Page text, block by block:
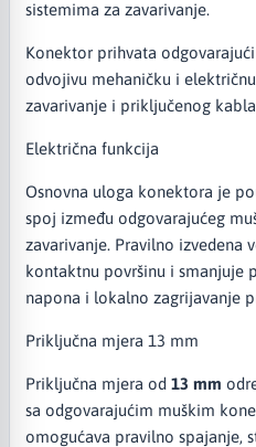
sistemima za zavarivanje.
Konektor prihvata
odvojivu mehaničku i
zavarivanje i priključenog
Električna funkcija
Osnovna uloga konektora je
spoj između odgovarajućeg
zavarivanje. Pravilno izvedena
kontaktnu površinu i smanjuje
napona i lokalno zagrijavanje
Priključna mjera 13 mm
Priključna mjera od 13 mm
sa odgovarajućim muškim
omogućava pravilno spajanje,